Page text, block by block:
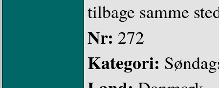
tilbage samme
Nr: 272
Kategori: